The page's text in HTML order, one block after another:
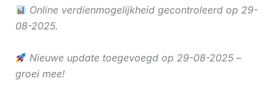
Online verdienmogelijkheid gecontroleerd op 29-
08-2025.
Nieuwe update toegevoegd op 29-08-2025 –
groei mee!